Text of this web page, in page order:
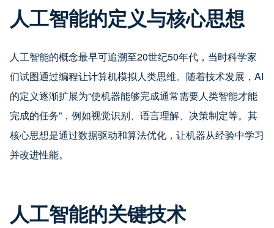
人工智能的定义与核心思想
人工智能的概念最早可追溯至20世纪50年代，当时科学家
们试图通过编程让计算机模拟人类思维。随着技术发展，AI
的定义逐渐扩展为“使机器能够完成通常需要人类智能才能
完成的任务”，例如视觉识别、语言理解、决策制定等。其
核心思想是通过数据驱动和算法优化，让机器从经验中学习
并改进性能。
人工智能的关键技术